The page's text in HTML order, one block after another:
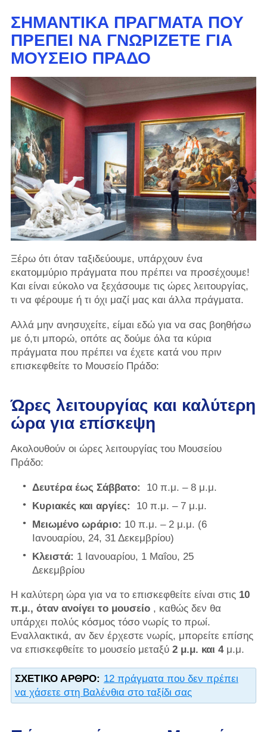
ΣΗΜΑΝΤΙΚΆ ΠΡΆΓΜΑΤΑ ΠΟΥ
ΠΡΈΠΕΙ ΝΑ ΓΝΩΡΊΖΕΤΕ ΓΙΑ
ΜΟΥΣΕΊΟ ΠΡΆΔΟ
Ξέρω ότι όταν ταξιδεύουμε, υπάρχουν ένα
εκατομμύριο πράγματα που πρέπει να προσέχουμε!
Και είναι εύκολο να ξεχάσουμε τις ώρες λειτουργίας,
τι να φέρουμε ή τι όχι μαζί μας και άλλα πράγματα.
Αλλά μην ανησυχείτε, είμαι εδώ για να σας βοηθήσω
με ό,τι μπορώ, οπότε ας δούμε όλα τα κύρια
πράγματα που πρέπει να έχετε κατά νου πριν
επισκεφθείτε το Μουσείο Πράδο:
Ώρες λειτουργίας και καλύτερη
ώρα για επίσκεψη
Ακολουθούν οι ώρες λειτουργίας του Μουσείου
Πράδο:
Δευτέρα έως Σάββατο: 10 π.μ. – 8 μ.μ.
Κυριακές και αργίες: 10 π.μ. – 7 μ.μ.
Μειωμένο ωράριο: 10 π.μ. – 2 μ.μ. (6
Ιανουαρίου, 24, 31 Δεκεμβρίου)
Κλειστά: 1 Ιανουαρίου, 1 Μαΐου, 25
Δεκεμβρίου
Η καλύτερη ώρα για να το επισκεφθείτε είναι στις 10
π.μ., όταν ανοίγει το μουσείο, καθώς δεν θα
υπάρχει πολύς κόσμος τόσο νωρίς το πρωί.
Εναλλακτικά, αν δεν έρχεστε νωρίς, μπορείτε επίσης
να επισκεφθείτε το μουσείο μεταξύ 2 μ.μ. και 4μ.μ.
ΣΧΕΤΙΚΌ ΆΡΘΡΟ: 12 πράγματα που δεν πρέπει
να χάσετε στη Βαλένθια στο ταξίδι σας